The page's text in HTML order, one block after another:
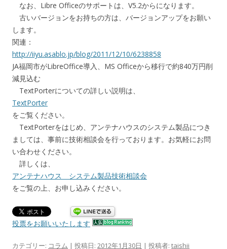
なお、Libre Officeのサポートは、V5.2からになります。
古いバージョンをお持ちの方は、バージョンアップをお願い
します。
関連：
http://iiyu.asablo.jp/blog/2011/12/10/6238858
JA福岡市がLibreOffice導入、MS Officeから移行で約840万円削
減見込む
TextPorterについての詳しい説明は、
TextPorter
をご覧ください。
TextPorterをはじめ、アンテナハウスのシステム製品につき
ましては、事前に技術相談会を行っております。お気軽にお問
い合わせください。
詳しくは、
アンテナハウス システム製品技術相談会
をご覧の上、お申し込みください。
投票をお願いいたします
カテゴリー: コラム | 投稿日: 2012年1月30日 | 投稿者: taishii